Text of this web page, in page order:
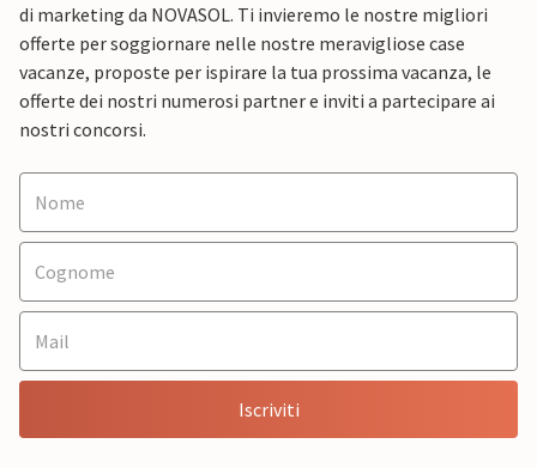
di marketing da NOVASOL. Ti invieremo le nostre migliori
offerte per soggiornare nelle nostre meravigliose case
vacanze, proposte per ispirare la tua prossima vacanza, le
offerte dei nostri numerosi partner e inviti a partecipare ai
nostri concorsi.
Iscriviti